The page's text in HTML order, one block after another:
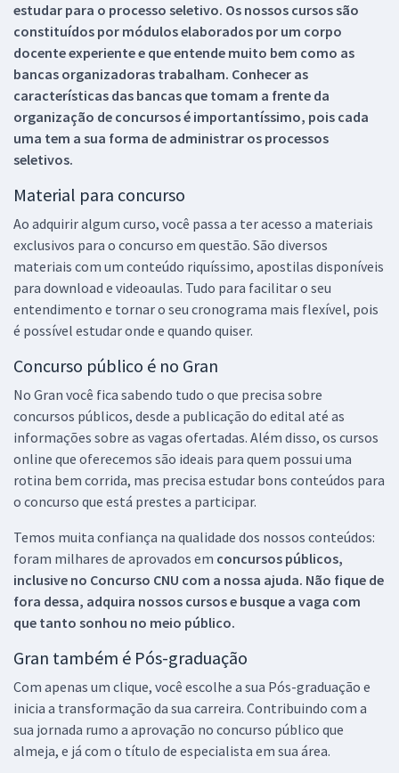
estudar para o processo seletivo. Os nossos cursos são
constituídos por módulos elaborados por um corpo
docente experiente e que entende muito bem como as
bancas organizadoras trabalham. Conhecer as
características das bancas que tomam a frente da
organização de concursos é importantíssimo, pois cada
uma tem a sua forma de administrar os processos
seletivos.
Material para concurso
Ao adquirir algum curso, você passa a ter acesso a materiais
exclusivos para o concurso em questão. São diversos
materiais com um conteúdo riquíssimo, apostilas disponíveis
para download e videoaulas. Tudo para facilitar o seu
entendimento e tornar o seu cronograma mais flexível, pois
é possível estudar onde e quando quiser.
Concurso público é no Gran
No Gran você fica sabendo tudo o que precisa sobre
concursos públicos, desde a publicação do edital até as
informações sobre as vagas ofertadas. Além disso, os cursos
online que oferecemos são ideais para quem possui uma
rotina bem corrida, mas precisa estudar bons conteúdos para
o concurso que está prestes a participar.
Temos muita confiança na qualidade dos nossos conteúdos:
foram milhares de aprovados em concursos públicos,
inclusive no Concurso CNU com a nossa ajuda. Não fique de
fora dessa, adquira nossos cursos e busque a vaga com
que tanto sonhou no meio público.
Gran também é Pós-graduação
Com apenas um clique, você escolhe a sua Pós-graduação e
inicia a transformação da sua carreira. Contribuindo com a
sua jornada rumo a aprovação no concurso público que
almeja, e já com o título de especialista em sua área.